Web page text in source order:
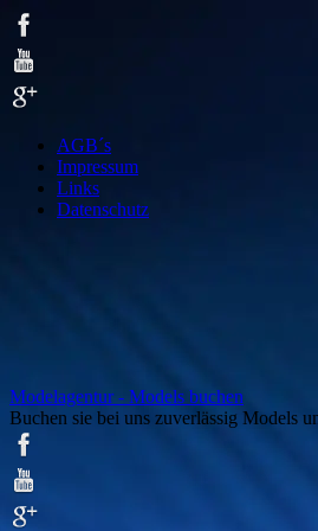
AGB´s
Impressum
Links
Datenschutz
Modelagentur - Models buchen
Buchen sie bei uns zuverlässig Models